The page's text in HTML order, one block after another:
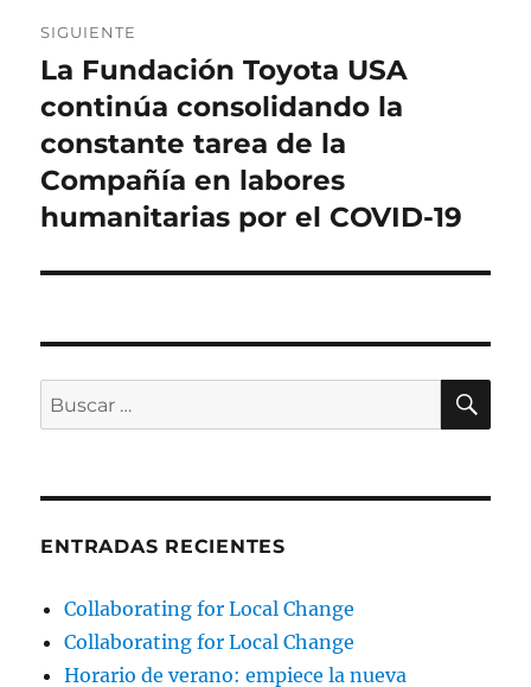
SIGUIENTE
Entrada
siguiente:
La Fundación Toyota USA
continúa consolidando la
constante tarea de la
Compañía en labores
humanitarias por el COVID-19
Buscar
por:
ENTRADAS RECIENTES
Collaborating for Local Change
Collaborating for Local Change
Horario de verano: empiece la nueva